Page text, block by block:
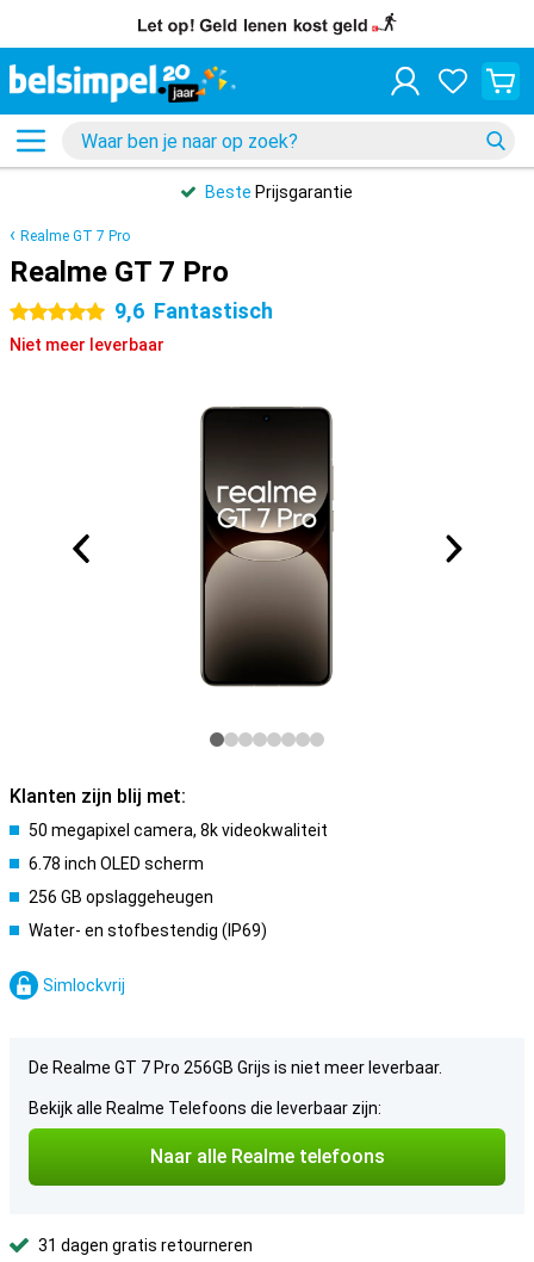
Beste Prijsgarantie
Realme GT 7 Pro
Realme GT 7 Pro
5 sterren 9,6 Fantastisch
Niet meer leverbaar
Klanten zijn blij met:
50 megapixel camera, 8k videokwaliteit
6.78 inch OLED scherm
256 GB opslaggeheugen
Water- en stofbestendig (IP69)
Simlockvrij
De Realme GT 7 Pro 256GB Grijs is niet meer leverbaar.
Bekijk alle Realme Telefoons die leverbaar zijn:
Naar alle Realme telefoons
31 dagen gratis retourneren